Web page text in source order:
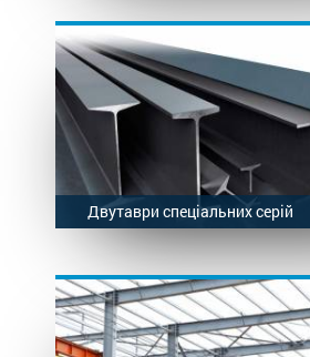
Двутаври спеціальних серій